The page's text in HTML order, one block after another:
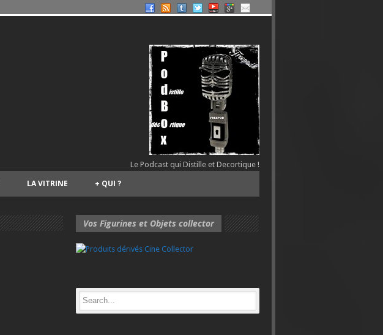
Le Podcast qui Distille et Decortique !
LA VITRINE QUI ?
+
Vos Figurines et Objets collector